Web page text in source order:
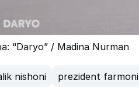
“Daryo” / Madina Nurman
nishoni prezident farmoni